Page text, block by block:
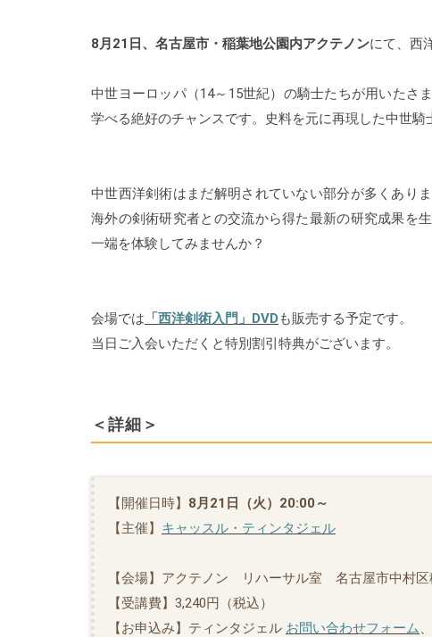
8月21日、名古屋市・稲葉地公園内アクテノンにて、西
中世ヨーロッパ（14～15世紀）の騎士たちが用いたさ
学べる絶好のチャンスです。史料を元に再現した中世騎
中世西洋剣術はまだ解明されていない部分が多くありま
海外の剣術研究者との交流から得た最新の研究成果を
一端を体験してみませんか？
会場では 「西洋剣術入門」DVD も販売する予定です。
当日ご入会いただくと特別割引特典がございます。
＜詳細＞
【開催日時】 8月21日（火）20:00～
【主催】 キャッスル・ティンタジェル
【会場】アクテノン リハーサル室 名古屋市中村区
【受講費】3,240円（税込）
【お申込み】ティンタジェル お問い合わせフォーム